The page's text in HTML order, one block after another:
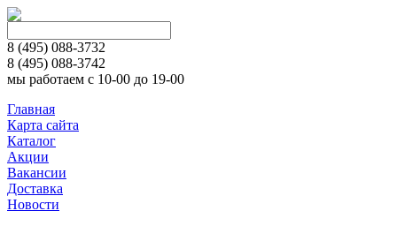
8 (495) 088-3732
8 (495) 088-3742
мы работаем с 10-00 до 19-00
Главная
Карта сайта
Каталог
Акции
Вакансии
Доставка
Новости